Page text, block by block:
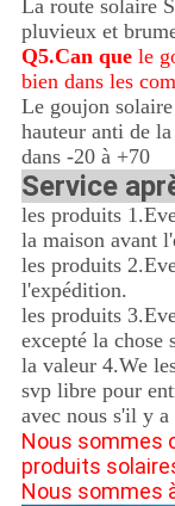
La route solaire
pluvieux et
Q5.Can quele
bien dans les
Le goujon
hauteur anti de
dans -20 à +70
Service
les produits
la maison avant
les produits
l'expédition.
les produits
excepté la chose
la valeur 4.We
svp libre pour
avec nous s'il y a
Nous sommes
produits
Nous sommes